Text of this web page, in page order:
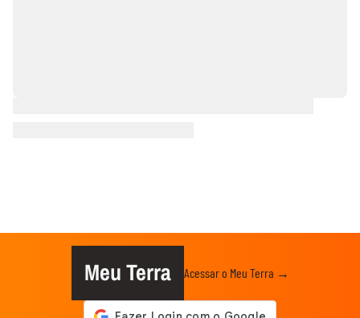
Meu Terra Acessar o Meu Terra →